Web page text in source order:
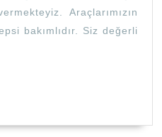
Araçlarımızın
bakımlıdır. Siz değerli